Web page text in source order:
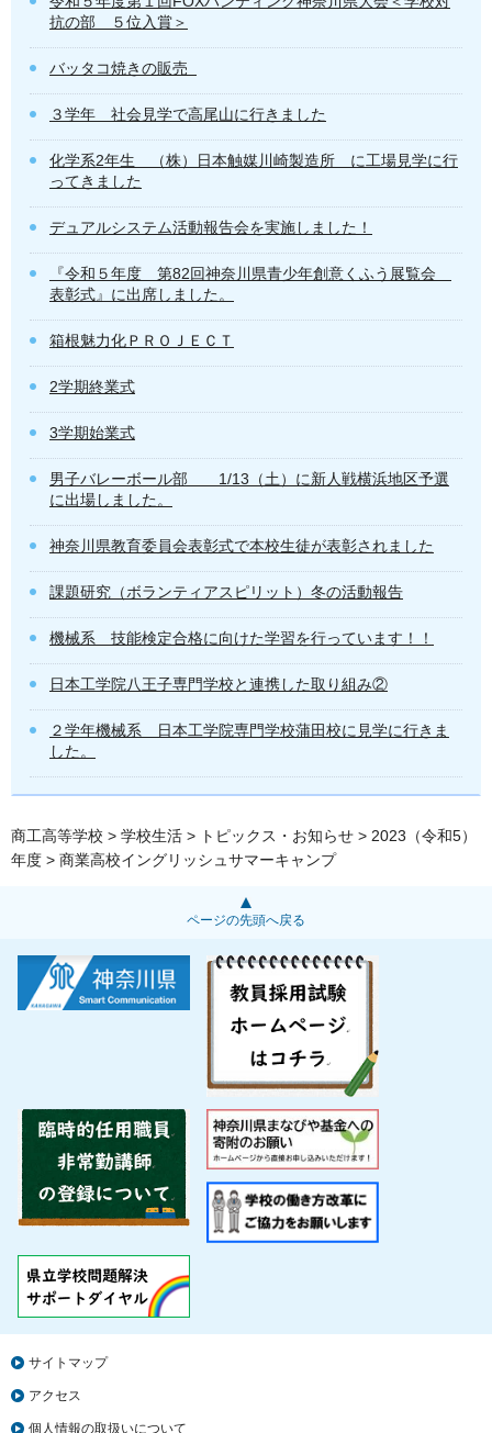
抗の部 ５位入賞＞
バッタコ焼きの販売
３学年 社会見学で高尾山に行きました
化学系2年生 （株）日本触媒川崎製造所 に工場見学に行
ってきました
デュアルシステム活動報告会を実施しました！
『令和５年度 第82回神奈川県青少年創意くふう展覧会
表彰式』に出席しました。
箱根魅力化ＰＲＯＪＥＣＴ
2学期終業式
3学期始業式
男子バレーボール部 1/13（土）に新人戦横浜地区予選
に出場しました。
神奈川県教育委員会表彰式で本校生徒が表彰されました
課題研究（ボランティアスピリット）冬の活動報告
機械系 技能検定合格に向けた学習を行っています！！
日本工学院八王子専門学校と連携した取り組み②
２学年機械系 日本工学院専門学校蒲田校に見学に行きま
した。
商工高等学校 > 学校生活 > トピックス・お知らせ > 2023（令和5）
年度 > 商業高校イングリッシュサマーキャンプ
ページの先頭へ戻る
サイトマップ
アクセス
個人情報の取扱いについて